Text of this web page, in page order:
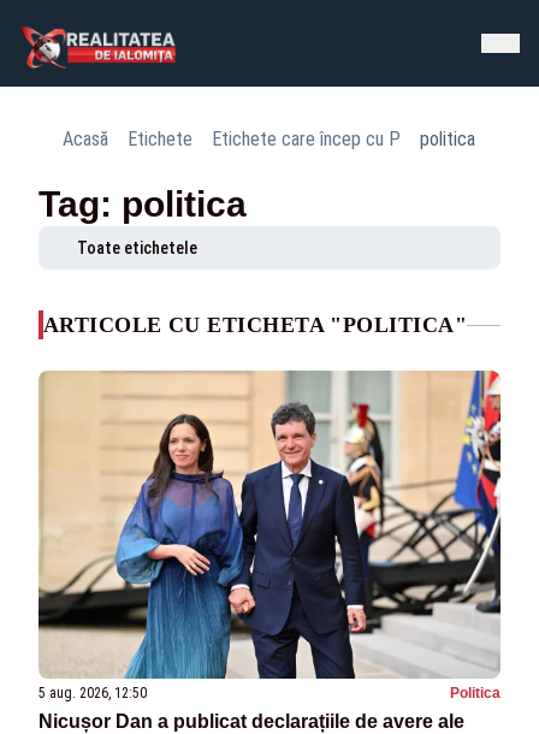
Acasă Etichete Etichete care încep cu P politica
Tag: politica
Toate etichetele
ARTICOLE CU ETICHETA "POLITICA"
5 aug. 2026, 12:50 Politica
Nicușor Dan a publicat declarațiile de avere ale